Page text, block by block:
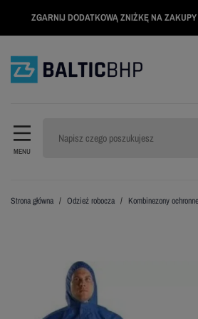
ZGARNIJ DODATKOWĄ ZNIŻKĘ NA
MENU
Strona główna Odzież robocza Kombinezony ochronne